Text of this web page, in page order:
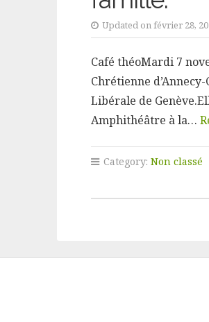
Updated on février 28,
Café théoMardi 7
Chrétienne
Libérale de
Amphithéâtre à la…
Category: Non classé